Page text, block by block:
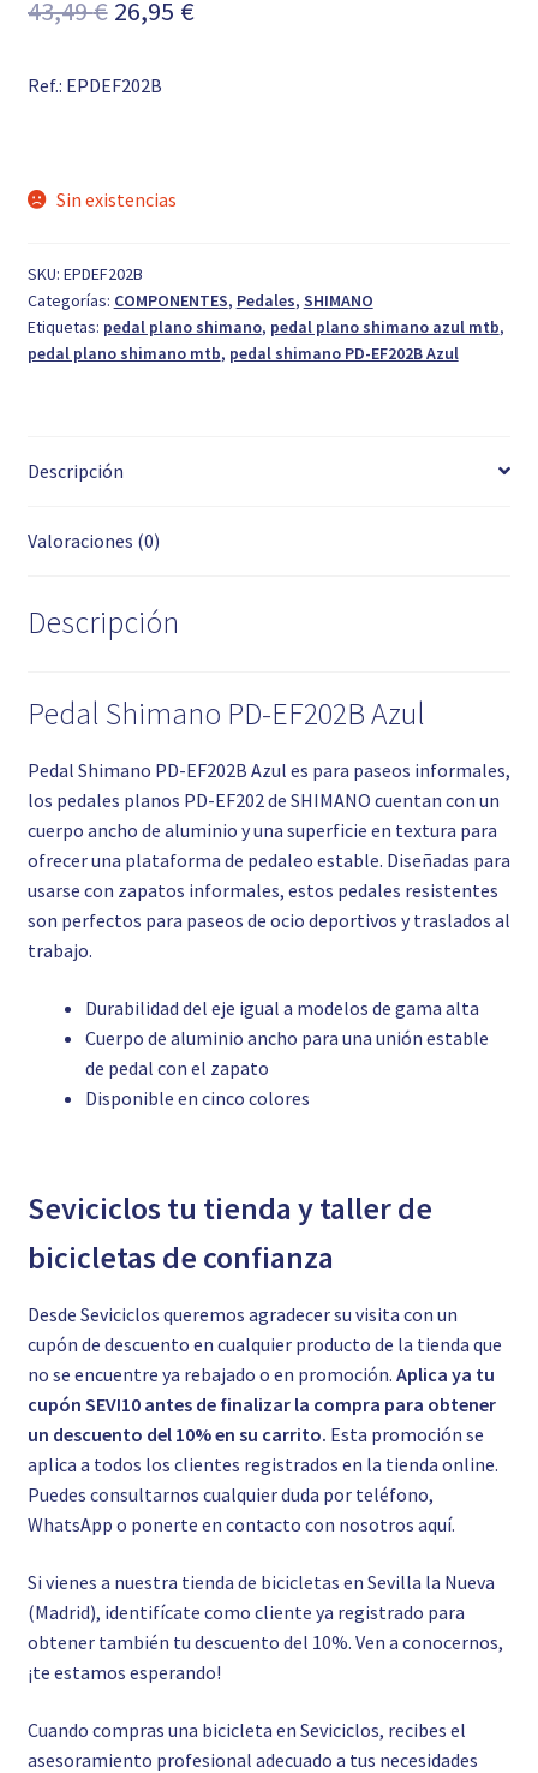
43,49€ El
original
26,95 €El
Ref.: EPDEF202B
Sin existencias
SKU: EPDEF202B
Categorías: COMPONENTES, Pedales, SHIMANO
Etiquetas: pedal plano shimano, pedal plano shimano azul mtb,
pedal plano shimano mtb, pedal shimano PD-EF202B Azul
Descripción
Valoraciones (0)
Descripción
Pedal Shimano PD-EF202B Azul
Pedal Shimano PD-EF202B Azul es para paseos informales,
los pedales planos PD-EF202 de SHIMANO cuentan con un
cuerpo ancho de aluminio y una superficie en textura para
ofrecer una plataforma de pedaleo estable. Diseñadas para
usarse con zapatos informales, estos pedales resistentes
son perfectos para paseos de ocio deportivos y traslados al
trabajo.
Durabilidad del eje igual a modelos de gama alta
Cuerpo de aluminio ancho para una unión estable
de pedal con el zapato
Disponible en cinco colores
Seviciclos tu tienda y taller de
bicicletas de confianza
Desde Seviciclos queremos agradecer su visita con un
cupón de descuento en cualquier producto de la tienda que
no se encuentre ya rebajado o en promoción. Aplica ya tu
cupón SEVI10 antes de finalizar la compra para obtener
un descuento del 10% en su carrito. Esta promoción se
aplica a todos los clientes registrados en la tienda online.
Puedes consultarnos cualquier duda por teléfono,
WhatsApp o ponerte en contacto con nosotros aquí.
Si vienes a nuestra tienda de bicicletas en Sevilla la Nueva
(Madrid), identifícate como cliente ya registrado para
obtener también tu descuento del 10%. Ven a conocernos,
¡te estamos esperando!
Cuando compras una bicicleta en Seviciclos, recibes el
asesoramiento profesional adecuado a tus necesidades